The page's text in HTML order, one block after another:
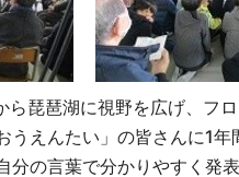
琵琶湖に視野を広げ、フ
えんたい」の皆さんに1
の言葉で分かりやすく発